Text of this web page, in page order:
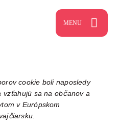
MENU
Cenník
cookie boli naposledy
vzťahujú sa na občanov a
v Európskom